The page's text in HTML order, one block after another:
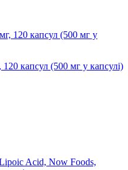
капсул (500 мг у капсулі)